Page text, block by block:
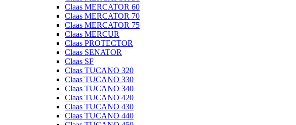
Claas MERCATOR 60
Claas MERCATOR 70
Claas MERCATOR 75
Claas MERCUR
Claas PROTECTOR
Claas SENATOR
Claas SF
Claas TUCANO 320
Claas TUCANO 330
Claas TUCANO 340
Claas TUCANO 420
Claas TUCANO 430
Claas TUCANO 440